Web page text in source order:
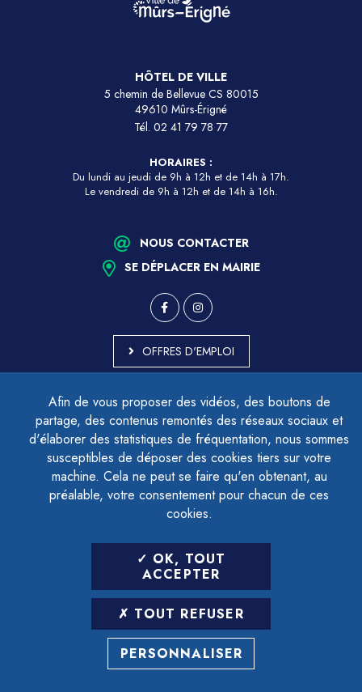
Afin de vous proposer des vidéos, des boutons de
partage, des contenus remontés des réseaux sociaux et
d'élaborer des statistiques de fréquentation, nous sommes
susceptibles de déposer des cookies tiers sur votre
machine. Cela ne peut se faire qu'en obtenant, au
préalable, votre consentement pour chacun de ces
cookies.
OK, TOUT
ACCEPTER
TOUT REFUSER
PERSONNALISER
HÔTEL DE VILLE
5 chemin de Bellevue CS 80015
49610 Mûrs-Érigné
Tél. 02 41 79 78 77
HORAIRES :
Du lundi au jeudi de 9h à 12h et de 14h à 17h.
Le vendredi de 9h à 12h et de 14h à 16h.
NOUS CONTACTER
SE DÉPLACER EN MAIRIE
OFFRES D'EMPLOI
ACCESSIBILITÉ - PARTIELLEMENT CONFORME
PLAN DU SITE
MENTIONS LÉGALES
CONTACTER LE DÉLÉGUÉ À LA PROTECTION DES DONNÉES
GESTION DES COOKIES
LETTRE D'INFORMATION
SAISIR VOTRE ADRESSE E-MAIL
POUR VOUS INSCRIRE :
ARCHIVES DÉSINSCRIPTION